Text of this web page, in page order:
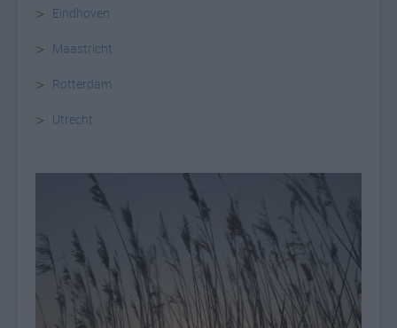
> Eindhoven
> Maastricht
> Rotterdam
> Utrecht